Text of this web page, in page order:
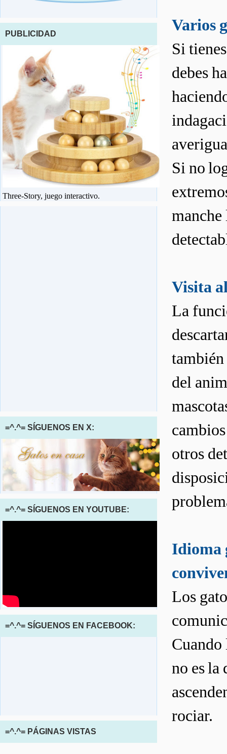
Varios
Si
debes
Si no
manche
Visita
La
del
otros
Idioma
Los
Cuando
no es la
rociar.
PUBLICIDAD
Three-Story, juego interactivo.
=^.^= SÍGUENOS EN X:
=^.^= SÍGUENOS EN YOUTUBE:
=^.^= SÍGUENOS EN FACEBOOK:
=^.^= PÁGINAS VISTAS